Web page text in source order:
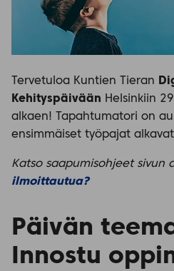
Tervetuloa Kuntien Tieran
Kehityspäivään Helsinkiin
alkaen! Tapahtumatori on
ensimmäiset työpajat
Katso saapumisohjeet sivun
ilmoittautua?
Päivän
Innostu